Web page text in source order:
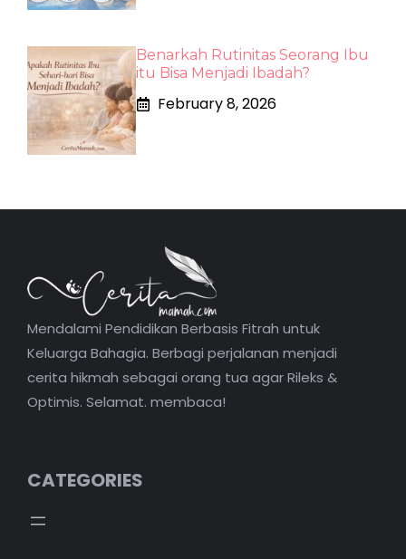
Benarkah Rutinitas Seorang Ibu
itu Bisa Menjadi Ibadah?
February 8, 2026
Mendalami Pendidikan Berbasis Fitrah untuk
Keluarga Bahagia. Berbagi perjalanan menjadi
cerita hikmah sebagai orang tua agar Rileks &
Optimis. Selamat. membaca!
CATEGORIES